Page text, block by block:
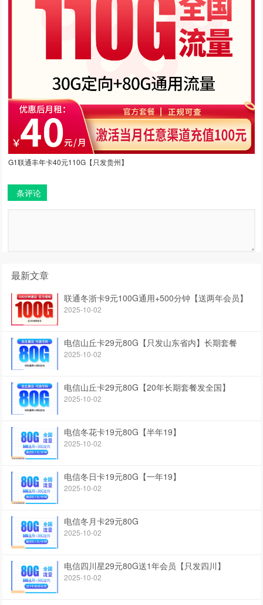
G1联通丰年卡40元110G【只发贵州】
条评论
最新文章
联通冬浙卡9元100G通用+500分钟【送两年会员】
2025-10-02
电信山丘卡29元80G【只发山东省内】长期套餐
2025-10-02
电信山丘卡29元80G【20年长期套餐发全国】
2025-10-02
电信冬花卡19元80G【半年19】
2025-10-02
电信冬日卡19元80G【一年19】
2025-10-02
电信冬月卡29元80G
2025-10-02
电信四川星29元80G送1年会员【只发四川】
2025-10-02